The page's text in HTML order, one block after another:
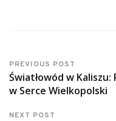
PREVIOUS POST
Światłowód w
w Serce Wielkopolski
NEXT POST